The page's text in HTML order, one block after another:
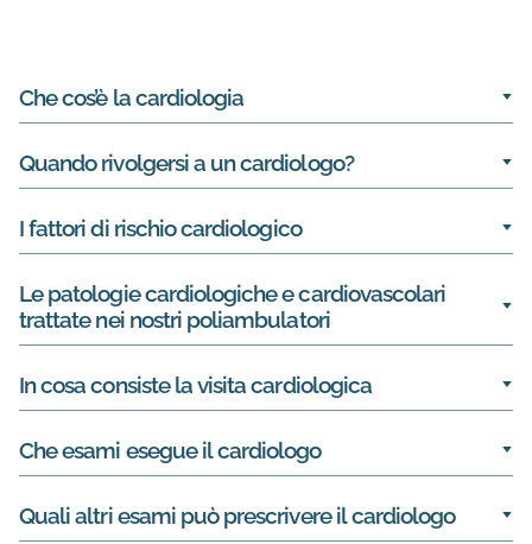
Che cos’è la cardiologia
Quando rivolgersi a un cardiologo?
I fattori di rischio cardiologico
Le patologie cardiologiche e cardiovascolari
trattate nei nostri poliambulatori
In cosa consiste la visita cardiologica
Che esami esegue il cardiologo
Quali altri esami può prescrivere il cardiologo